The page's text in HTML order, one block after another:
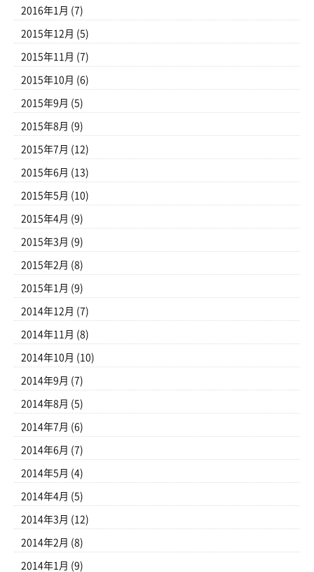
2016年1月 (7)
2015年12月 (5)
2015年11月 (7)
2015年10月 (6)
2015年9月 (5)
2015年8月 (9)
2015年7月 (12)
2015年6月 (13)
2015年5月 (10)
2015年4月 (9)
2015年3月 (9)
2015年2月 (8)
2015年1月 (9)
2014年12月 (7)
2014年11月 (8)
2014年10月 (10)
2014年9月 (7)
2014年8月 (5)
2014年7月 (6)
2014年6月 (7)
2014年5月 (4)
2014年4月 (5)
2014年3月 (12)
2014年2月 (8)
2014年1月 (9)